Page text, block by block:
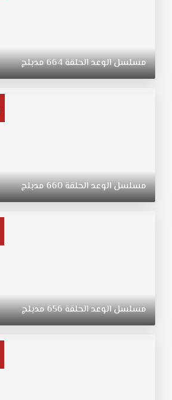
مسلسلالوعدالحلقة664مدبلج
مسلسلالوعدالحلقة660مدبلج
مسلسلالوعدالحلقة656مدبلج